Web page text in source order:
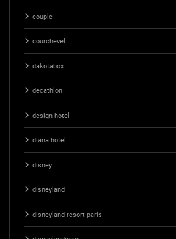
couple
courchevel
dakotabox
decathlon
design hotel
diana hotel
disney
disneyland
disneyland resort paris